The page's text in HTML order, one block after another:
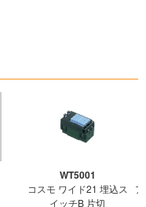
WT5001
コスモ ワイド21 埋込ス
イッチB 片切